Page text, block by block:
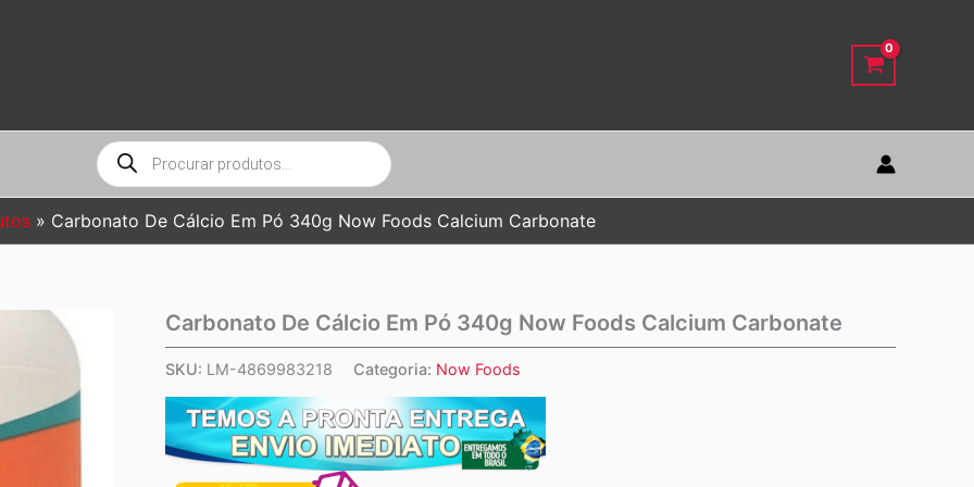
Pesquisar
produtos
Carbonato De Cálcio Em Pó 340g Now Foods Calcium Carbonate
Carbonato De Cálcio Em Pó 340g Now Foods Calcium Carbonate
SKU: LM-4869983218 Categoria: Now Foods